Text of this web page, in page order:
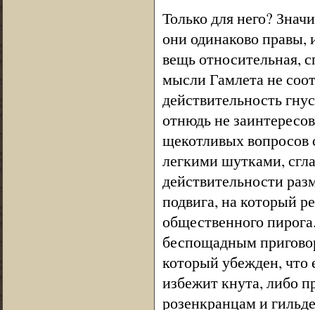
Только для него?
они одинаково
вещь относительная,
мысли Гамлета не
действительность
отнюдь не
щекотливых вопросов
легкими шутками,
действительности
подвига, на который
общественного
беспощадным
который убежден, что
избежит кнута, либо
розенкранцам и